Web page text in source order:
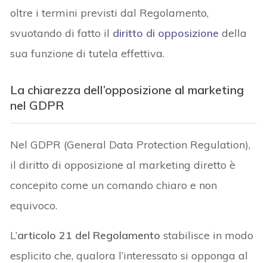
oltre i termini previsti dal Regolamento,
svuotando di fatto il diritto di opposizione della
sua funzione di tutela effettiva.
La chiarezza dell’opposizione al marketing
nel GDPR
Nel GDPR (General Data Protection Regulation),
il diritto di opposizione al marketing diretto è
concepito come un comando chiaro e non
equivoco.
L’articolo 21 del Regolamento stabilisce in modo
esplicito che, qualora l’interessato si opponga al